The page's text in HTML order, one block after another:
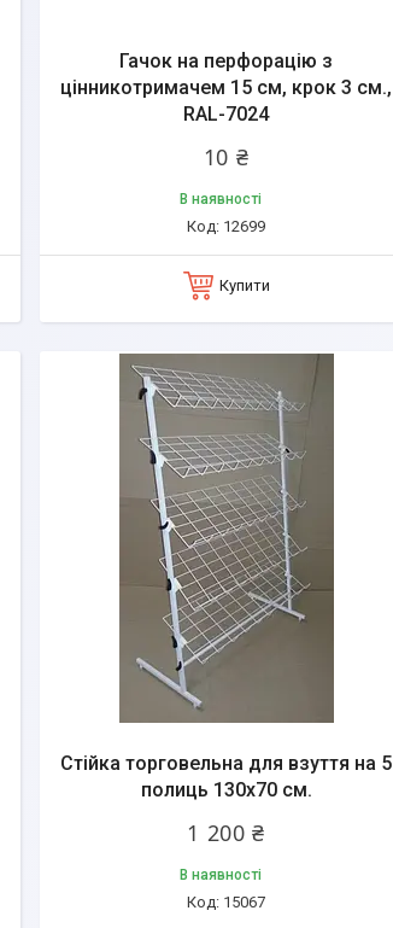
Гачок на перфорацію з
цінникотримачем 15 см, крок 3 см.,
RAL-7024
10 ₴
В наявності
12699
Купити
Стійка торговельна для взуття на 5
полиць 130х70 см.
1 200 ₴
В наявності
15067